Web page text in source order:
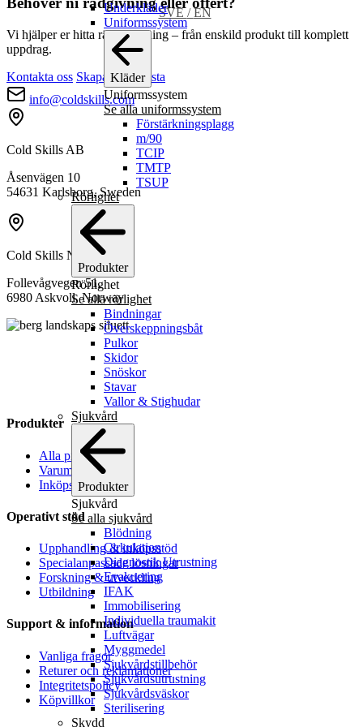
Underkläder
Uniformssystem
Kläder
Uniformssystem
Se alla uniformssystem
Förstärkningsplagg
m/90
TCIP
TMTP
TSUP
Rörlighet
Produkter
Rörlighet
Se alla rörlighet
Bindningar
Överskeppningsbåt
Pulkor
Skidor
Snöskor
Stavar
Vallor & Stighudar
Sjukvård
Produkter
Sjukvård
Se alla sjukvård
Blödning
Cirkulation
Diagnostik Utrustning
Evakuering
IFAK
Immobilisering
Individuella traumakit
Luftvägar
Myggmedel
Sjukvårdstillbehör
Sjukvårdsutrustning
Sjukvårdsväskor
Sterilisering
Skydd
SVE/EN
varianter.
olika
alternativen
väljas
på
produktsidan
Vi hjälper er hitta rätt utrustning – från enskild produkt till komplett
uppdrag.
Kontakta oss Skapa inköpslista
info@coldskills.com
Cold Skills AB
Åsenvägen 10
54631 Karlsborg, Sweden
Cold Skills Norway AS
Follevågvegen 51,
6980 Askvoll, Norway
Produkter
Alla produkter
Varumärken
Inköpslista
Operativt stöd
Upphandling & inköpsstöd
Specialanpassade lösningar
Forskning & utveckling
Utbildning
Support & information
Vanliga frågor
Returer och reklamationer
Integritetspolicy
Köpvillkor